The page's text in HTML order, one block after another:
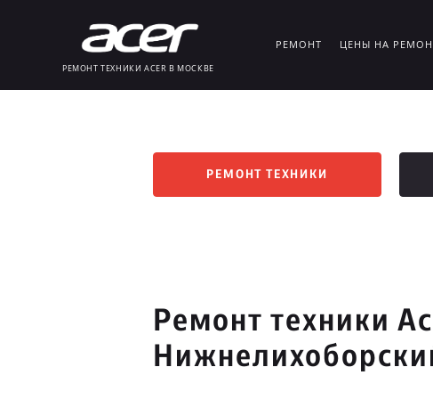
РЕМОНТ ТЕХНИКИ ACER В МОСКВЕ
РЕМОНТ ЦЕНЫ НА
РЕМОНТ ТЕХНИКИ
Ремонт техники